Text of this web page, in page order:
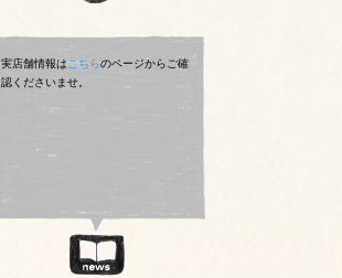
実店舗情報はこちらのページからご確
認くださいませ。